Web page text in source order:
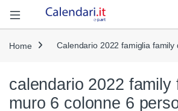
Open
Home Calendario 2022 famiglia
calendario 2022 family
muro 6 colonne 6